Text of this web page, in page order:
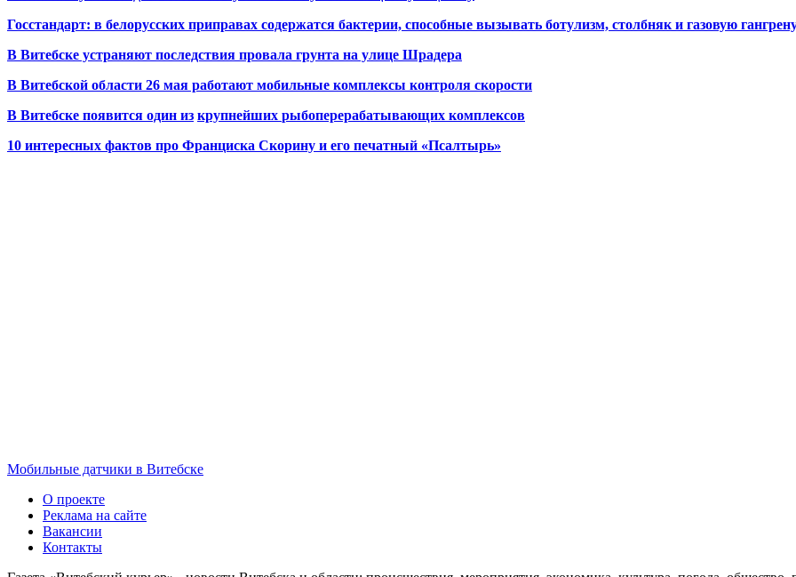
Госстандарт: в белорусских приправах содержатся бактерии, способные вызывать ботулизм, столбняк и газовую
В Витебске устраняют последствия провала грунта на улице Шрадера
В Витебской области 26 мая работают мобильные комплексы контроля скорости
В Витебске появится один из крупнейших рыбоперерабатывающих комплексов
10 интересных фактов про Франциска Скорину и его печатный «Псалтырь»
Мобильные датчики в Витебске
О проекте
Реклама на сайте
Вакансии
Контакты